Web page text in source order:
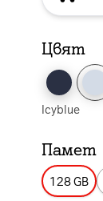
Цвят
Icyblue
Памет
128 GB